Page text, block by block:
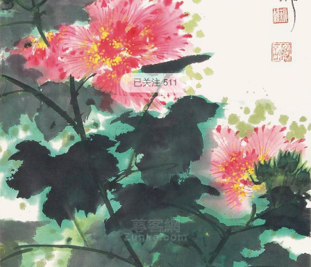
已关注 511